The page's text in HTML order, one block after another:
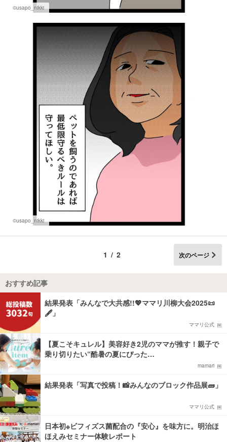
©usapo_nikki
©usapo_nikki
1/2 次のページ
おすすめ記事
結果発表「みんなで大共感!!💖ママリ川柳大会2025📜
🖋️」
ママリ公式
【夏こそキュレル】美容好き2児のママが推す！親子で
乗り切りたい“酷暑の夏にぴった…
mamari
結果発表「写真で投稿！📸みんなのブロック作品展🧱」
ママリ公式
日本初※ビフィズス菌配合の『安心』を味方に。明治ほ
ほえみセミナー体験レポート